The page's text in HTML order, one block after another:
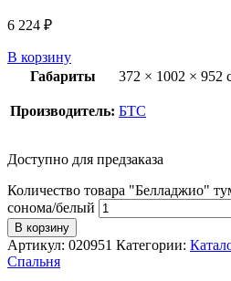
6 224 ₽
В корзину
Габариты
372 × 1002 × 952
Производитель: БТС
Доступно для предзаказа
Количество товара "Белладжио"
сонома/белый
В корзину
Артикул: 020951 Категории:
Спальня